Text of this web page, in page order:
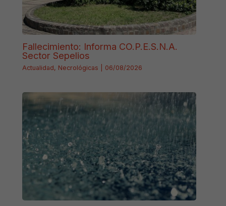
Fallecimiento: Informa CO.P.E.S.N.A.
Sector Sepelios
Actualidad, Necrológicas 06/08/2026